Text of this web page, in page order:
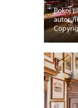
Pokoj
autor